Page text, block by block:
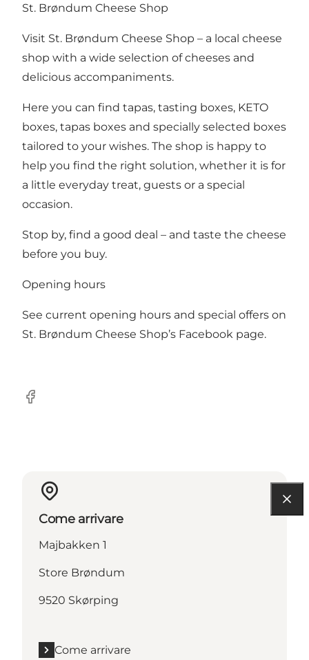
St. Brøndum Cheese Shop
Visit St. Brøndum Cheese Shop – a local cheese
shop with a wide selection of cheeses and
delicious accompaniments.
Here you can find tapas, tasting boxes, KETO
boxes, tapas boxes and specially selected boxes
tailored to your wishes. The shop is happy to
help you find the right solution, whether it is for
a little everyday treat, guests or a special
occasion.
Stop by, find a good deal – and taste the cheese
before you buy.
Opening hours
See current opening hours and special offers on
St. Brøndum Cheese Shop’s Facebook page.
Facebook
Come arrivare
Majbakken 1
Store Brøndum
9520 Skørping
Come arrivare